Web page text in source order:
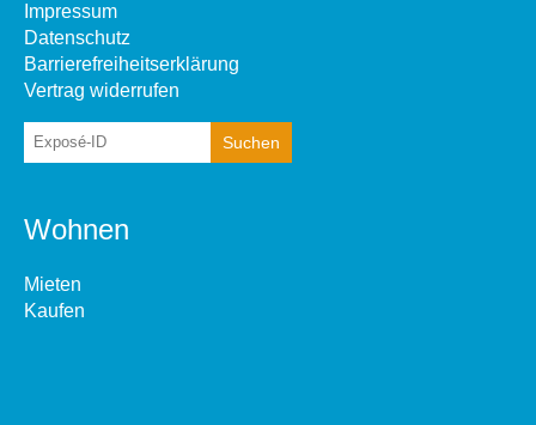
Impressum
Datenschutz
Barrierefreiheitserklärung
Vertrag widerrufen
Wohnen
Mieten
Kaufen